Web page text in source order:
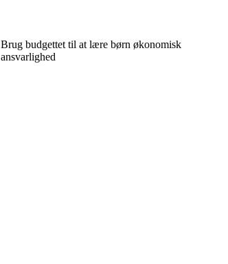
Brug budgettet til at lære børn økonomisk
ansvarlighed